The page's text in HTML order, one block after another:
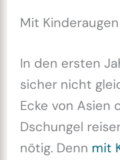
Mit
In den ersten
sicher nicht
Ecke von Asien
Dschungel
nötig. Denn mit